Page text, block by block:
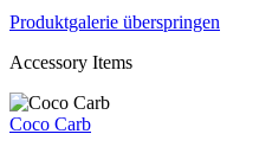
Produktgalerie überspringen
Accessory Items
Coco Carb